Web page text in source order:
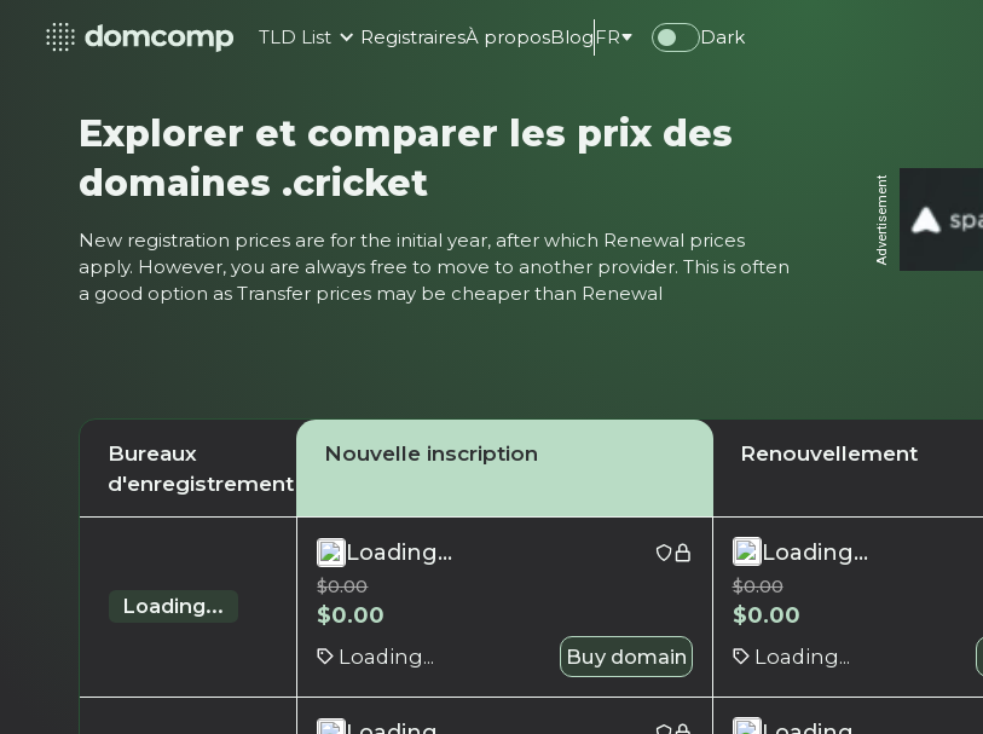
TLD List RegistrairesÀ proposBlog FR Dark
Explorer et comparer les prix des
domaines .cricket
New registration prices are for the initial year, after which Renewal prices
apply. However, you are always free to move to another provider. This is often
a good option as Transfer prices may be cheaper than Renewal
Advertisement
Bureaux
d'enregistrement
Nouvelle inscription Renouvellement
Loading...
Loading...
$0.00
$0.00
Loading... Buy domain
Loading...
$0.00
$0.00
Loading...